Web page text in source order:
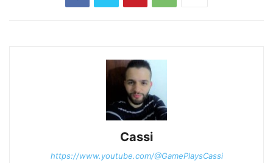
Cassi
https://www.youtube.com/@GamePlaysCassi